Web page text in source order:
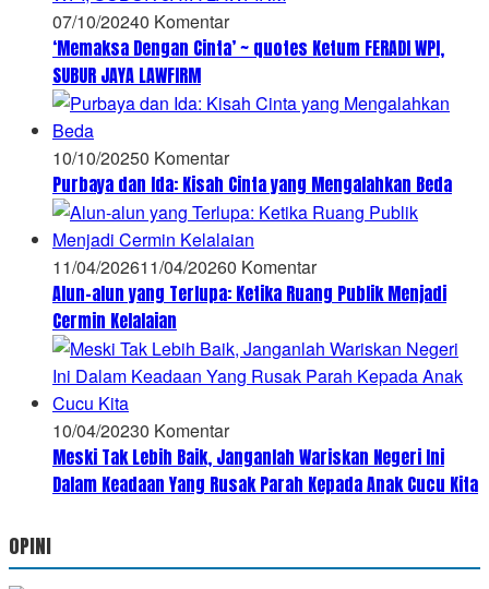
07/10/20240 Komentar
‘Memaksa Dengan Cinta’ ~ quotes Ketum FERADI WPI,
SUBUR JAYA LAWFIRM
10/10/20250 Komentar
Purbaya dan Ida: Kisah Cinta yang Mengalahkan Beda
11/04/202611/04/20260 Komentar
Alun-alun yang Terlupa: Ketika Ruang Publik Menjadi
Cermin Kelalaian
10/04/20230 Komentar
Meski Tak Lebih Baik, Janganlah Wariskan Negeri Ini
Dalam Keadaan Yang Rusak Parah Kepada Anak Cucu Kita
OPINI